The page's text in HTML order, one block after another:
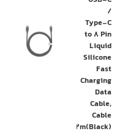
/
Type-C
to 8 Pin
Liquid
Silicone
Fast
Charging
Data
Cable,
Cable
Length:2m(Black)